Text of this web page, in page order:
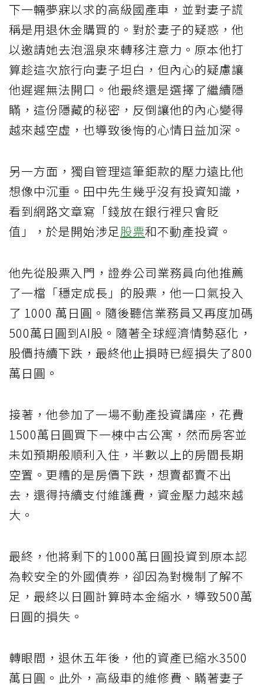
下一輛夢寐以求的高級國產車，並對妻子謊
稱是用退休金購買的。對於妻子的疑惑，他
以邀請她去泡溫泉來轉移注意力。原本他打
算趁這次旅行向妻子坦白，但內心的疑慮讓
他遲遲無法開口。他最終還是選擇了繼續隱
瞞，這份隱藏的秘密，反倒讓他的內心變得
越來越空虛，也導致後悔的心情日益加深。
另一方面，獨自管理這筆鉅款的壓力遠比他
想像中沉重。田中先生幾乎沒有投資知識，
看到網路文章寫「錢放在銀行裡只會貶
值」，於是開始涉足股票和不動產投資。
他先從股票入門，證券公司業務員向他推薦
了一檔「穩定成長」的股票，他一口氣投入
了 1000 萬日圓。隨後聽信業務員又再度加碼
500萬日圓到AI股。隨著全球經濟情勢惡化，
股價持續下跌，最終他止損時已經損失了800
萬日圓。
接著，他參加了一場不動產投資講座，花費
1500萬日圓買下一棟中古公寓，然而房客並
未如預期般順利入住，半數以上的房間長期
空置。更糟的是房價下跌，想賣都賣不出
去，還得持續支付維護費，資金壓力越來越
大。
最終，他將剩下的1000萬日圓投資到原本認
為較安全的外國債券，卻因為對機制了解不
足，最終以日圓計算時本金縮水，導致500萬
日圓的損失。
轉眼間，退休五年後，他的資產已縮水3500
萬日圓。此外，高級車的維修費、瞞著妻子